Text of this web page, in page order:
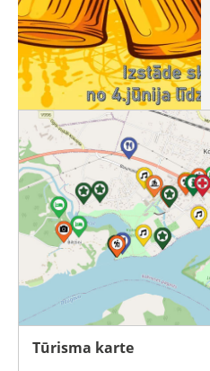
Tūrisma karte